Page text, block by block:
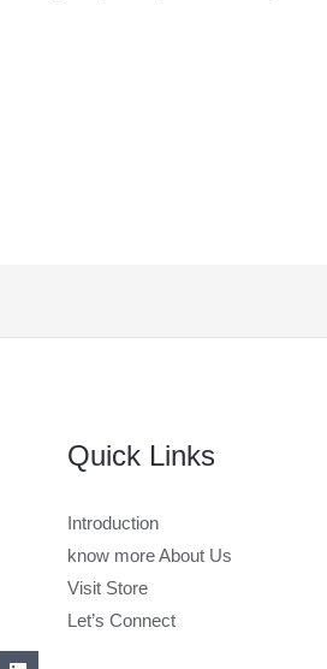
Quick Links
Introduction
know more About Us
Visit Store
Let’s Connect